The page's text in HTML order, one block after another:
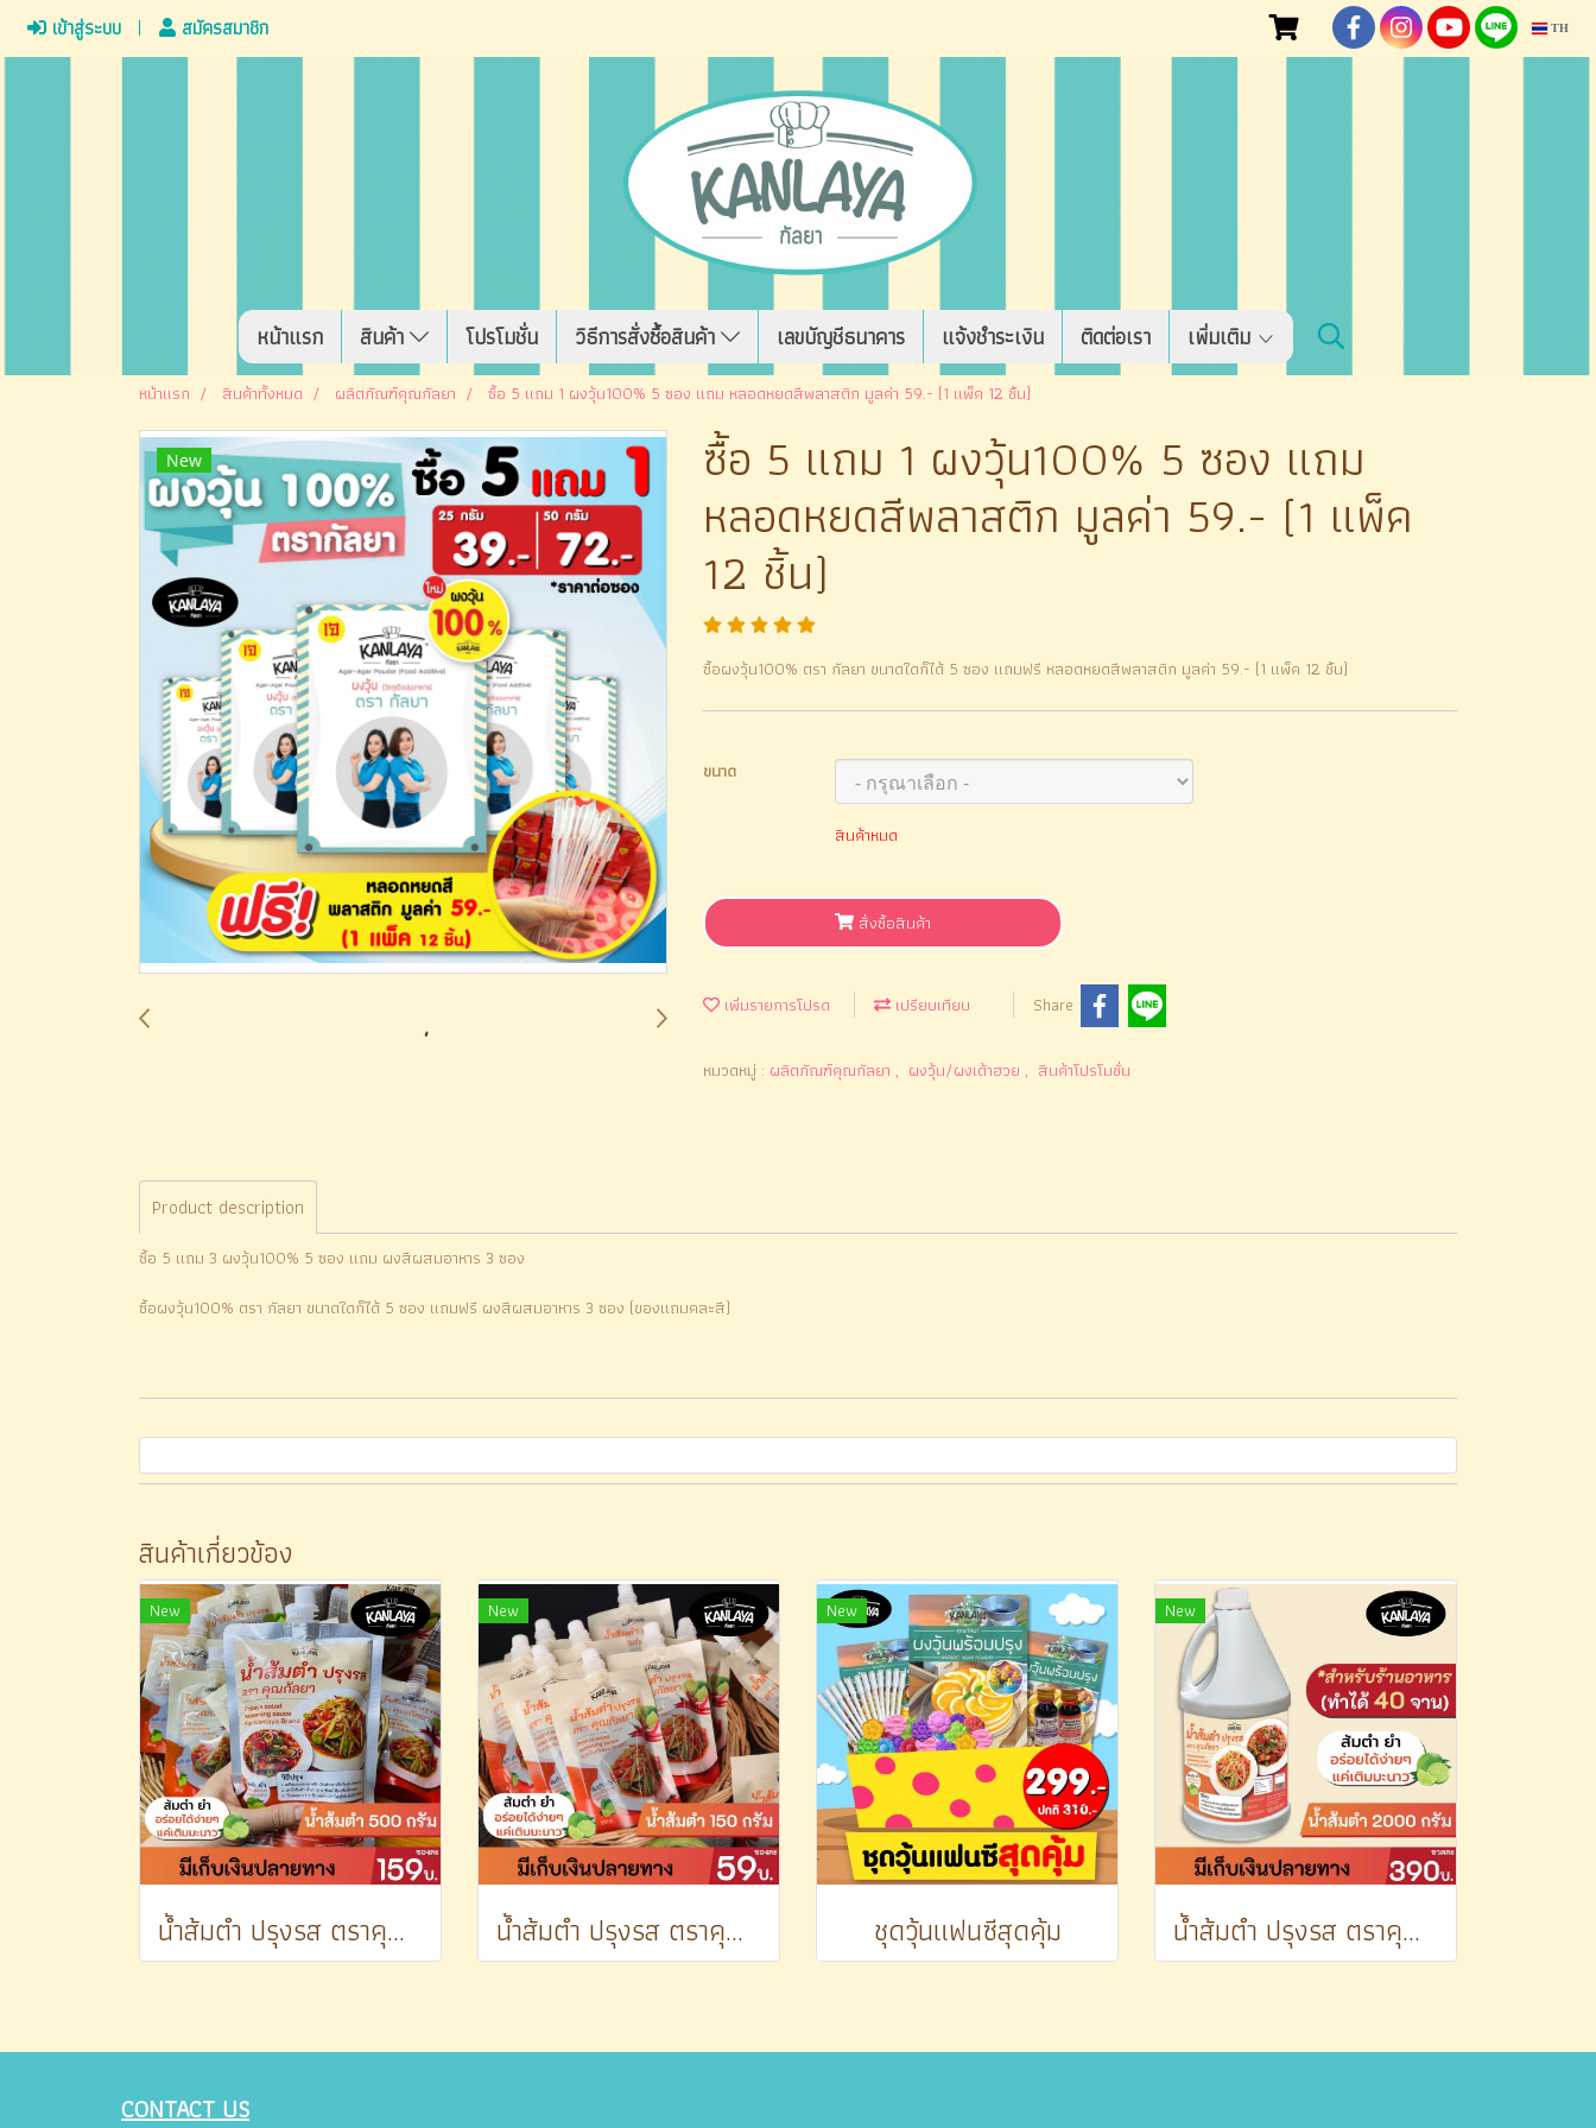
เข้าสู่ระบบ สมัครสมาชิก TH
หน้าแรก สินค้า โปรโมชั่น วิธีการสั่งซื้อสินค้า เลขบัญชีธนาคาร แจ้งชำระเงิน ติดต่อเรา เพิ่มเติม
หน้าแรก สินค้าทั้งหมด ผลิตภัณฑ์คุณกัลยา ซื้อ 5 แถม 1 ผงวุ้น100% 5 ซอง แถม หลอดหยดสีพลาสติก มูลค่า 59.- (1 แพ็ค 12 ชิ้น)
New ซื้อ 5 แถม 1 ผงวุ้น100% 5 ซอง แถม
หลอดหยดสีพลาสติก มูลค่า 59.- (1 แพ็ค
12 ชิ้น)
ซื้อผงวุ้น100% ตรา กัลยา ขนาดใดก็ได้ 5 ซอง แถมฟรี หลอดหยดสีพลาสติก มูลค่า 59.- (1 แพ็ค 12 ชิ้น)
ขนาด
สินค้าหมด
สั่งซื้อสินค้า
เพิ่มรายการโปรด เปรียบเทียบ Share
หมวดหมู่ : ผลิตภัณฑ์คุณกัลยา , ผงวุ้น/ผงเต้าฮวย , สินค้าโปรโมชั่น
Product description
ซื้อ 5 แถม 3 ผงวุ้น100% 5 ซอง แถม ผงสีผสมอาหาร 3 ซอง
ซื้อผงวุ้น100% ตรา กัลยา ขนาดใดก็ได้ 5 ซอง แถมฟรี ผงสีผสมอาหาร 3 ซอง (ของแถมคละสี)
สินค้าเกี่ยวข้อง
New
น้ำส้มตำ ปรุงรส ตราคุณกัลยา 500 ก.
New
น้ำส้มตำ ปรุงรส ตราคุณกัลยา 150 ก.
New
ชุดวุ้นแฟนซีสุดคุ้ม
New
น้ำส้มตำ ปรุงรส ตราคุณกัลยา 2000 ก. เหมาะสำหรับร้านอาหาร หรือ ทำขาย
CONTACT US